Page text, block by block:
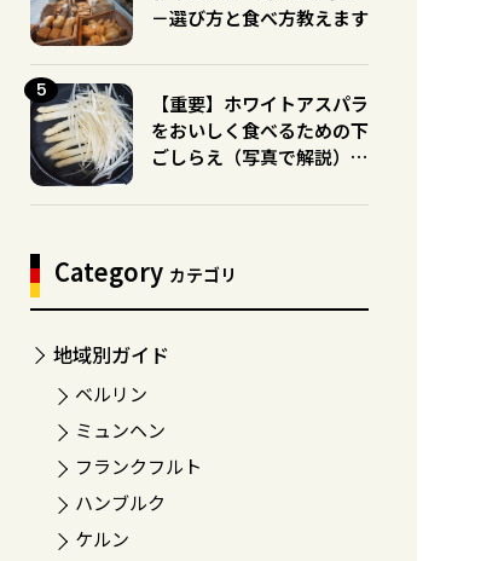
－選び方と食べ方教えます
【重要】ホワイトアスパラ
をおいしく食べるための下
ごしらえ（写真で解説）※
Category カテゴリ
地域別ガイド
ベルリン
ミュンヘン
フランクフルト
ハンブルク
ケルン